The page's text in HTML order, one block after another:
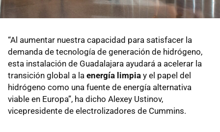
“Al aumentar nuestra capacidad para satisfacer la
demanda de tecnología de generación de hidrógeno,
esta instalación de Guadalajara ayudará a acelerar la
transición global a la energía limpia y el papel del
hidrógeno como una fuente de energía alternativa
viable en Europa”, ha dicho Alexey Ustinov,
vicepresidente de electrolizadores de Cummins.